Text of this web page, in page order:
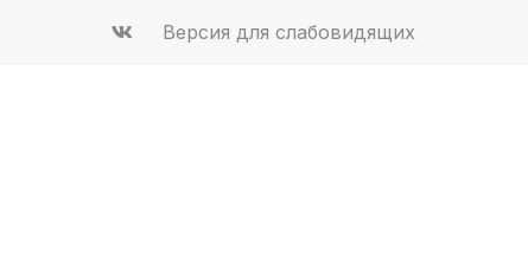
Версия для слабовидящих